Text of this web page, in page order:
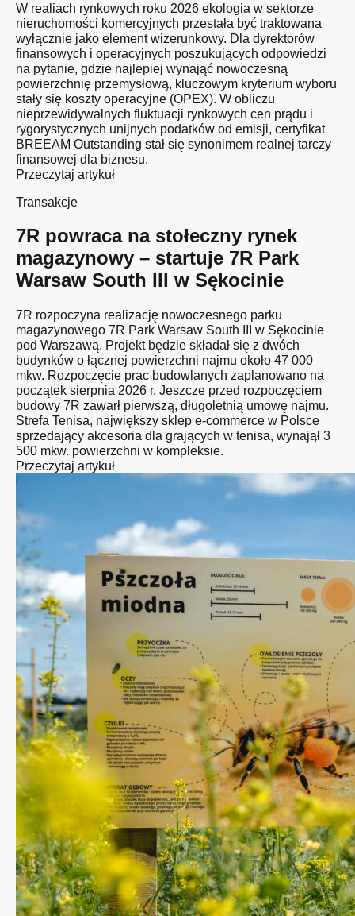
W realiach rynkowych roku 2026 ekologia w sektorze
nieruchomości komercyjnych przestała być traktowana
wyłącznie jako element wizerunkowy. Dla dyrektorów
finansowych i operacyjnych poszukujących odpowiedzi
na pytanie, gdzie najlepiej wynająć nowoczesną
powierzchnię przemysłową, kluczowym kryterium wyboru
stały się koszty operacyjne (OPEX). W obliczu
nieprzewidywalnych fluktuacji rynkowych cen prądu i
rygorystycznych unijnych podatków od emisji, certyfikat
BREEAM Outstanding stał się synonimem realnej tarczy
finansowej dla biznesu.
Przeczytaj artykuł
Transakcje
7R powraca na stołeczny rynek
magazynowy – startuje 7R Park
Warsaw South III w Sękocinie
7R rozpoczyna realizację nowoczesnego parku
magazynowego 7R Park Warsaw South III w Sękocinie
pod Warszawą. Projekt będzie składał się z dwóch
budynków o łącznej powierzchni najmu około 47 000
mkw. Rozpoczęcie prac budowlanych zaplanowano na
początek sierpnia 2026 r. Jeszcze przed rozpoczęciem
budowy 7R zawarł pierwszą, długoletnią umowę najmu.
Strefa Tenisa, największy sklep e-commerce w Polsce
sprzedający akcesoria dla grających w tenisa, wynajął 3
500 mkw. powierzchni w kompleksie.
Przeczytaj artykuł